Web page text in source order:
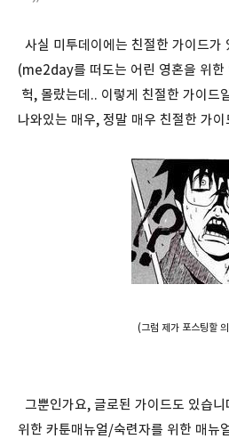
사실 미투데이에는 친절한 가이드가
(me2day를 떠도는 어린 영혼을 위한
헉, 몰랐는데.. 이렇게 친절한 가이드
나와있는 매우, 정말 매우 친절한 가
(그럼 제가 포스팅할
그뿐인가요, 글로된 가이드도 있습니
위한 카툰매뉴얼/숙련자를 위한 매뉴